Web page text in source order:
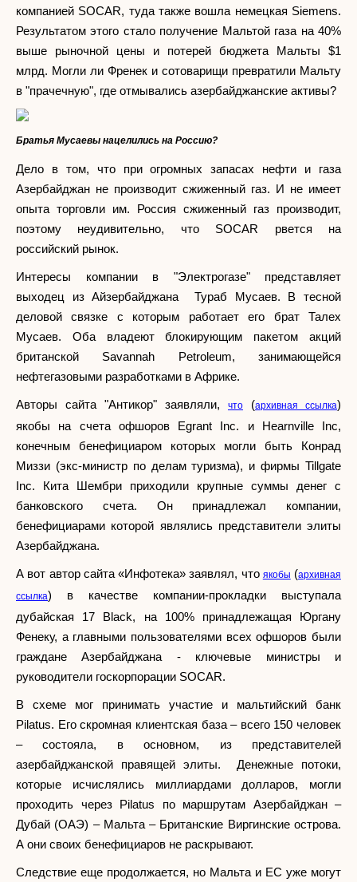
компанией SOCAR, туда также вошла немецкая Siemens.
Результатом этого стало получение Мальтой газа на 40%
выше рыночной цены и потерей бюджета Мальты $1
млрд. Могли ли Френек и сотоварищи превратили Мальту
в "прачечную", где отмывались азербайджанские активы?
Братья Мусаевы нацелились на Россию?
Дело в том, что при огромных запасах нефти и газа
Азербайджан не производит сжиженный газ. И не имеет
опыта торговли им. Россия сжиженный газ производит,
поэтому неудивительно, что SOCAR рвется на
российский рынок.
Интересы компании в "Электрогазе" представляет
выходец из Айзербайджана Тураб Мусаев. В тесной
деловой связке с которым работает его брат Талех
Мусаев. Оба владеют блокирующим пакетом акций
британской Savannah Petroleum, занимающейся
нефтегазовыми разработками в Африке.
Авторы сайта "Антикор" заявляли, что (архивная ссылка)
якобы на счета офшоров Egrant Inc. и Hearnville Inc,
конечным бенефициаром которых могли быть Конрад
Миззи (экс-министр по делам туризма), и фирмы Tillgate
Inc. Кита Шембри приходили крупные суммы денег с
банковского счета. Он принадлежал компании,
бенефициарами которой являлись представители элиты
Азербайджана.
А вот автор сайта «Инфотека» заявлял, что якобы (архивная
ссылка) в качестве компании-прокладки выступала
дубайская 17 Black, на 100% принадлежащая Юргану
Фенеку, а главными пользователями всех офшоров были
граждане Азербайджана - ключевые министры и
руководители госкорпорации SOCAR.
В схеме мог принимать участие и мальтийский банк
Pilatus. Его скромная клиентская база – всего 150 человек
– состояла, в основном, из представителей
азербайджанской правящей элиты. Денежные потоки,
которые исчислялись миллиардами долларов, могли
проходить через Pilatus по маршрутам Азербайджан –
Дубай (ОАЭ) – Мальта – Британские Виргинские острова.
А они своих бенефициаров не раскрывают.
Следствие еще продолжается, но Мальта и ЕС уже могут